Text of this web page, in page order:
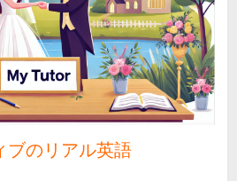
ブのリアル英語